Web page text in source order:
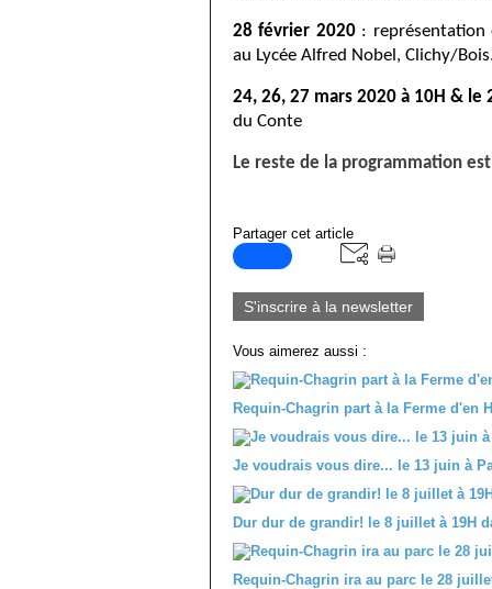
28 février 2020: représentation
au Lycée Alfred Nobel, Clichy/
24, 26, 27 mars 2020 à 10H & le
du Conte
Le reste de la programmation
Partager cet article
S'inscrire à la newsletter
Vous aimerez aussi :
Requin-Chagrin part à la Ferme d'en
Je voudrais vous dire... le 13 juin à
Dur dur de grandir! le 8 juillet à 19H
Requin-Chagrin ira au parc le 28